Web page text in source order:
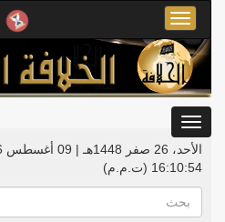
Toggle
navigation
الأحد، 26 صفر 1448هـ | 09 أغسطس 2026م |
16:10:55 (ت.م.م)